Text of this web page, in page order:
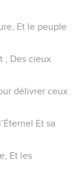
Et le peuple
; Des cieux
délivrer ceux
Et sa
Et les